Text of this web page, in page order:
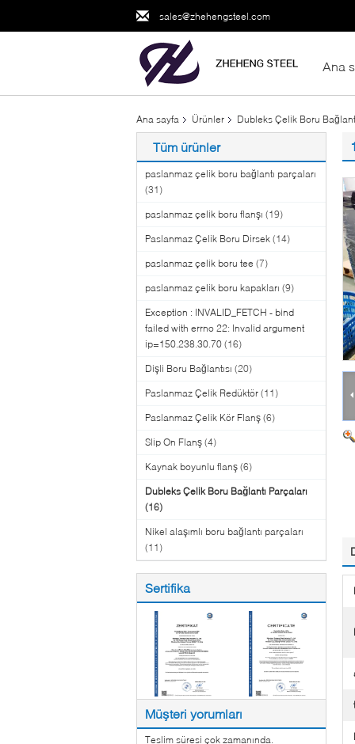
sales@zhehengsteel.com
Ana
Ana sayfa Ürünler Dubleks Çelik Boru
Tüm ürünler
paslanmaz çelik boru bağlantı parçaları
(31)
paslanmaz çelik boru flanşı (19)
Paslanmaz Çelik Boru Dirsek (14)
paslanmaz çelik boru tee (7)
paslanmaz çelik boru kapakları (9)
Exception : INVALID_FETCH - bind
failed with errno 22: Invalid argument
ip=150.238.30.70 (16)
Dişli Boru Bağlantısı (20)
Paslanmaz Çelik Redüktör (11)
Paslanmaz Çelik Kör Flanş (6)
Slip On Flanş (4)
Kaynak boyunlu flanş (6)
Dubleks Çelik Boru Bağlantı Parçaları
(16)
Nikel alaşımlı boru bağlantı parçaları
(11)
Sertifika
Müşteri yorumları
Teslim süresi çok zamanında.